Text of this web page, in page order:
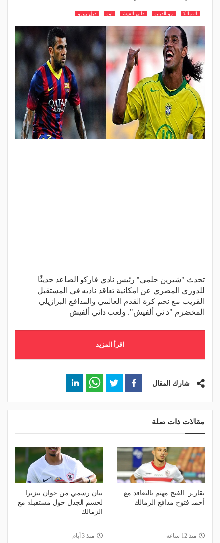
الزمالك رونالدينيو داني الفيش ايتو ديل بييرو
تحدث "شيرين حلمي" رئيس نادي فاركو الصاعد حديثًا
للدوري المصري عن امكانية تعاقد ناديه في المستقبل
القريب مع نجم كرة القدم العالمي والمدافع البرازيلي
المخضرم "داني ألفيش". ولعب داني ألفيش
اقرأ المزيد
شارك المقال
مقالات ذات صلة
تقارير: الفتح مهتم بالتعاقد مع
أحمد فتوح مدافع الزمالك
منذ 12 ساعة
بيان رسمي من خوان بيزيرا
لحسم الجدل حول مستقبله مع
الزمالك
منذ 3 أيام